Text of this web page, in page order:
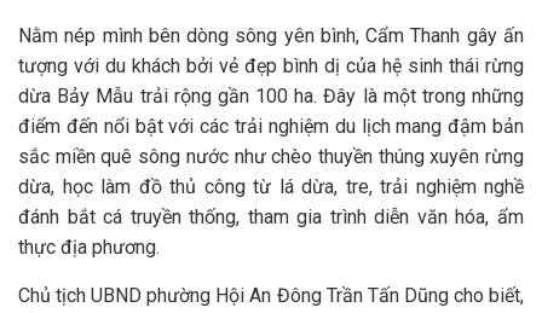
Nằm nép mình bên dòng sông yên bình, Cẩm Thanh gây ấn
tượng với du khách bởi vẻ đẹp bình dị của hệ sinh thái rừng
dừa Bảy Mẫu trải rộng gần 100 ha. Đây là một trong những
điểm đến nổi bật với các trải nghiệm du lịch mang đậm bản
sắc miền quê sông nước như chèo thuyền thúng xuyên rừng
dừa, học làm đồ thủ công từ lá dừa, tre, trải nghiệm nghề
đánh bắt cá truyền thống, tham gia trình diễn văn hóa, ẩm
thực địa phương.
Chủ tịch UBND phường Hội An Đông Trần Tấn Dũng cho biết,